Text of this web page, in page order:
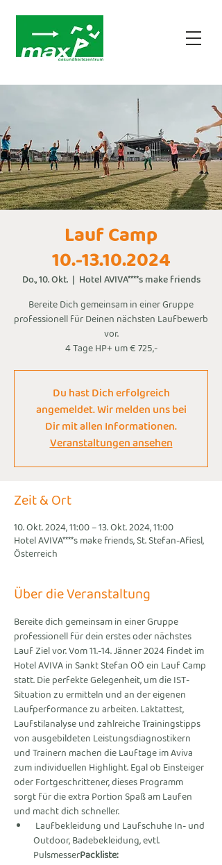
Lauf Camp
10.-13.10.2024
Do., 10. Okt.
  |
Hotel AVIVA****s make friends
Bereite Dich gemeinsam in einer Gruppe
professionell für Deinen nächsten Laufbewerb
vor.
4 Tage HP+ um € 725,-
Du hast Dich erfolgreich
angemeldet. Wir melden uns bei
Dir mit allen Informationen.
Veranstaltungen ansehen
Zeit & Ort
10. Okt. 2024, 11:00 – 13. Okt. 2024, 11:00
Hotel AVIVA****s make friends, St. Stefan-Afiesl,
Österreich
Über die Veranstaltung
Bereite dich gemeinsam in einer Gruppe
professionell für dein erstes oder nächstes
Lauf Ziel vor. Vom 11.-14. Jänner 2024 findet im
Hotel AVIVA in Sankt Stefan OÖ ein Lauf Camp
statt. Die perfekte Gelegenheit, um die IST-
Situation zu ermitteln und an der eigenen
Laufperformance zu arbeiten. Laktattest,
Laufstilanalyse und zahlreiche Trainingstipps
von ausgebildeten Leistungsdiagnostikern
und Trainern machen die Lauftage im Aviva
zum individuellen Highlight. Egal ob Einsteiger
oder Fortgeschrittener, dieses Programm
sorgt für die extra Portion Spaß am Laufen
und macht dich schneller.
Outdoor, Badebekleidung, evtl.
PulsmesserPackliste: